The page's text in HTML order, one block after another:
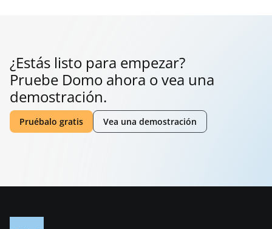
¿Estás listo para empezar?
Pruebe Domo ahora o vea una
demostración.
Pruébalo gratis Vea una demostración